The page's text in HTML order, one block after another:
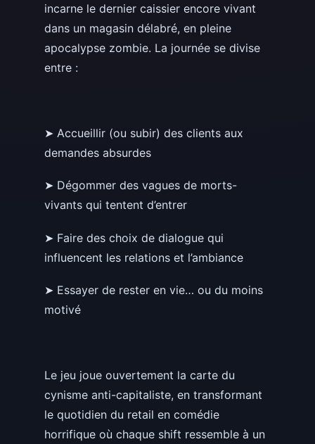
incarne le dernier caissier encore vivant
dans un magasin délabré, en pleine
apocalypse zombie. La journée se divise
entre :
➤ Accueillir (ou subir) des clients aux
demandes absurdes
➤ Dégommer des vagues de morts-
vivants qui tentent d’entrer
➤ Faire des choix de dialogue qui
influencent les relations et l’ambiance
➤ Essayer de rester en vie… ou du moins
motivé
Le jeu joue ouvertement la carte du
cynisme anti-capitaliste, en transformant
le quotidien du retail en comédie
horrifique où chaque shift ressemble à un